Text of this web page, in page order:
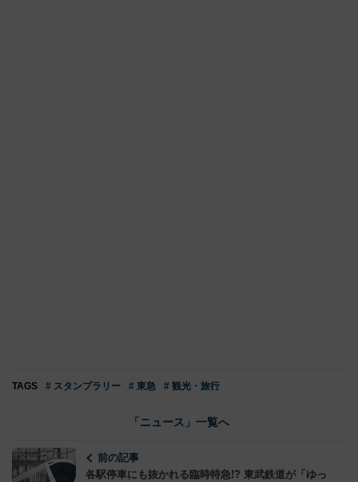
TAGS # スタンプラリー # 東急 # 観光・旅行
「ニュース」一覧へ
前の記事
各駅停車にも抜かれる臨時特急!? 東武鉄道が「ゆっ